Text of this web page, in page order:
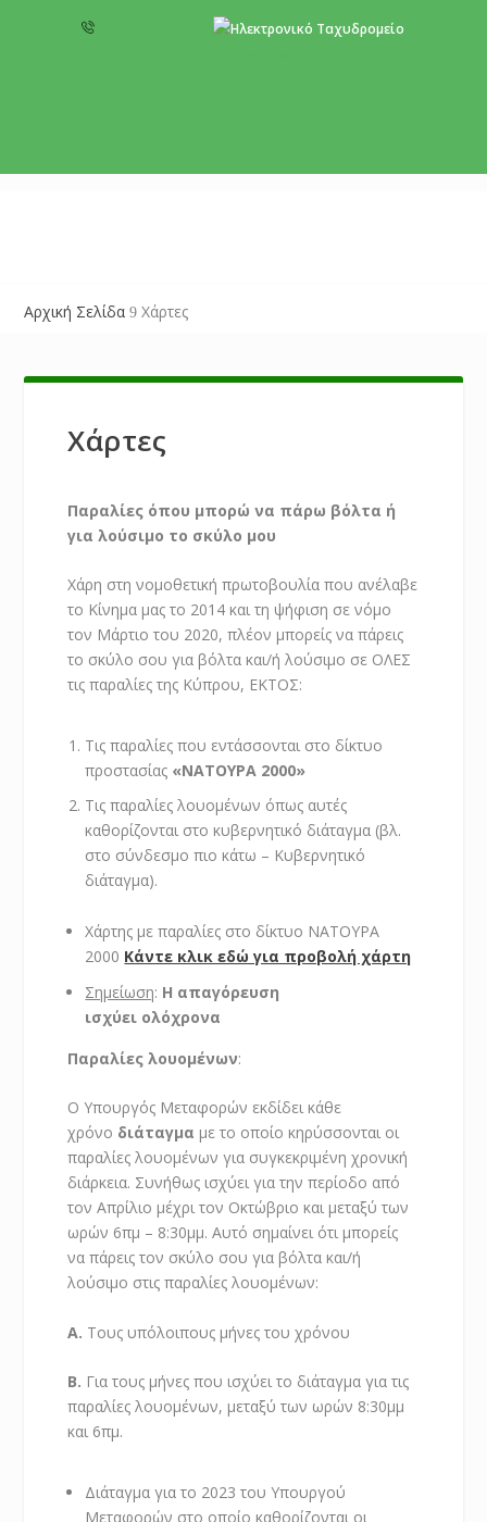
Αρχική Σελίδα 9 Χάρτες
Χάρτες
Παραλίες όπου μπορώ να πάρω βόλτα ή
για λούσιμο το σκύλο μου
Χάρη στη νομοθετική πρωτοβουλία που ανέλαβε
το Κίνημα μας το 2014 και τη ψήφιση σε νόμο
τον Μάρτιο του 2020, πλέον μπορείς να πάρεις
το σκύλο σου για βόλτα και/ή λούσιμο σε ΟΛΕΣ
τις παραλίες της Κύπρου, ΕΚΤΟΣ:
Τις παραλίες που εντάσσονται στο δίκτυο
προστασίας «ΝΑΤΟΥΡΑ 2000»
Τις παραλίες λουομένων όπως αυτές
καθορίζονται στο κυβερνητικό διάταγμα (βλ.
στο σύνδεσμο πιο κάτω – Κυβερνητικό
διάταγμα).
Χάρτης με παραλίες στο δίκτυο ΝΑΤΟΥΡΑ
2000 Κάντε κλικ εδώ για προβολή χάρτη
Σημείωση: Η απαγόρευση
ισχύει ολόχρονα
Παραλίες λουομένων:
Ο Υπουργός Μεταφορών εκδίδει κάθε
χρόνο διάταγμα με το οποίο κηρύσσονται οι
παραλίες λουομένων για συγκεκριμένη χρονική
διάρκεια. Συνήθως ισχύει για την περίοδο από
τον Απρίλιο μέχρι τον Οκτώβριο και μεταξύ των
ωρών 6πμ – 8:30μμ. Αυτό σημαίνει ότι μπορείς
να πάρεις τον σκύλο σου για βόλτα και/ή
λούσιμο στις παραλίες λουομένων:
Α. Τους υπόλοιπους μήνες του χρόνου
Β. Για τους μήνες που ισχύει το διάταγμα για τις
παραλίες λουομένων, μεταξύ των ωρών 8:30μμ
και 6πμ.
Διάταγμα για το 2023 του Υπουργού
Μεταφορών στο οποίο καθορίζονται οι